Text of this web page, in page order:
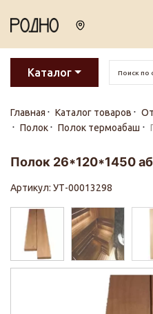
Каталог
Главная Каталог товаров
Полок
Полок термоабаш
Полок 26*120*1450
Артикул: УТ-00013298